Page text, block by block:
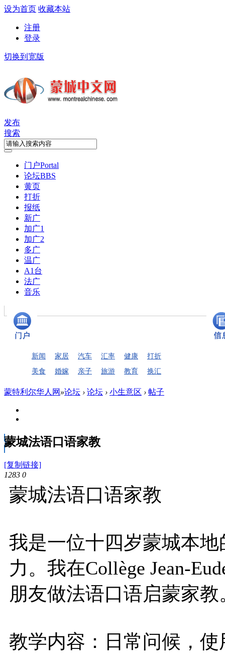
设为首页 收藏本站
注册
登录
切换到宽版
发布
搜索
门户Portal
论坛BBS
黄页
打折
报纸
新广
加广1
加广2
多广
温广
A1台
法广
音乐
新闻 家居 汽车 汇率 健康
打折
美食
婚嫁 亲子 旅游 教育 换汇
蒙特利尔华人网 »论坛 › 论坛 › 小生意区 › 帖子
蒙城法语口语家教
[复制链接]
1283 0
蒙城法语口语家教
我是一位十四岁蒙城本
力。我在Collège Jean-
朋友做法语口语启蒙家
教学内容：日常问候，